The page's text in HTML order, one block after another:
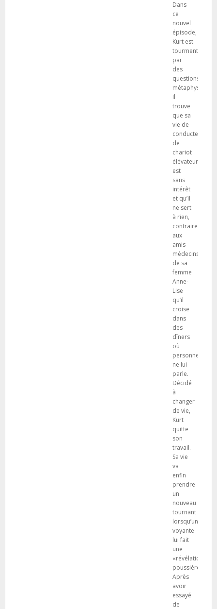
Dans
ce
nouvel
épisode,
Kurt est
tourmenté
par
des
questions
métaphysiques!
Il
trouve
que sa
vie de
conducteur
de
chariot
élévateur
est
sans
intérêt
et qu’il
ne sert
à rien,
contrairement
aux
amis
médecins
de sa
femme
Anne-
Lise
qu’il
croise
dans
des
dîners
où
personne
ne lui
parle.
Décidé
à
changer
de vie,
Kurt
quitte
son
travail.
Sa vie
va
enfin
prendre
un
nouveau
tournant
lorsqu’une
voyante
lui fait
une
«révélation
poussiéreuse»!
Après
avoir
essayé
de